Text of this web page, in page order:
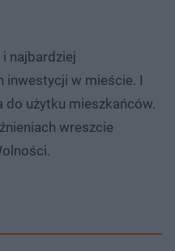
i najbardziej
inwestycji w mieście. I
do użytku mieszkańców.
wreszcie